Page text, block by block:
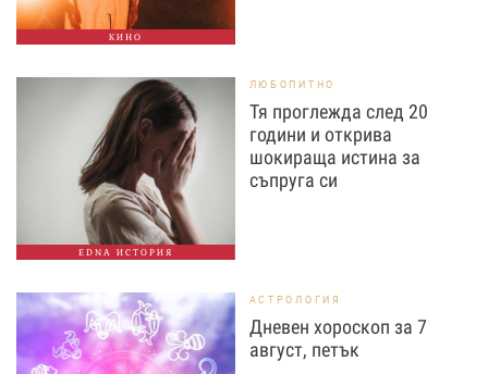
КИНО
EDNA ИСТОРИЯ
ЛЮБОПИТНО
Тя проглежда след 20
години и открива
шокираща истина за
съпруга си
АСТРОЛОГИЯ
Дневен хороскоп за 7
август, петък